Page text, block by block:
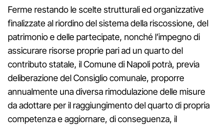
Ferme restando le scelte strutturali ed organizzative
finalizzate al riordino del sistema della riscossione, del
patrimonio e delle partecipate, nonché l’impegno di
assicurare risorse proprie pari ad un quarto del
contributo statale, il Comune di Napoli potrà, previa
deliberazione del Consiglio comunale, proporre
annualmente una diversa rimodulazione delle misure
da adottare per il raggiungimento del quarto di propria
competenza e aggiornare, di conseguenza, il